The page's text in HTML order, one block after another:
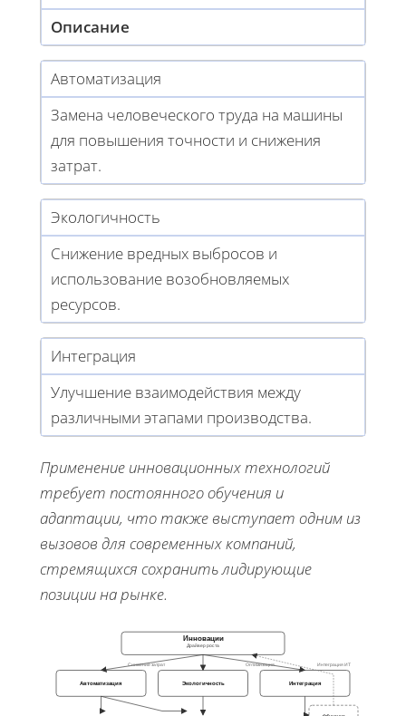
Описание
Автоматизация
Замена человеческого труда на машины
для повышения точности и снижения
затрат.
Экологичность
Снижение вредных выбросов и
использование возобновляемых
ресурсов.
Интеграция
Улучшение взаимодействия между
различными этапами производства.
Применение инновационных технологий
требует постоянного обучения и
адаптации, что также выступает одним из
вызовов для современных компаний,
стремящихся сохранить лидирующие
позиции на рынке.
Инновации
Драйвер роста
Автоматизация Экологичность Интеграция
Снижение затрат Оптимизация Интеграция ИТ